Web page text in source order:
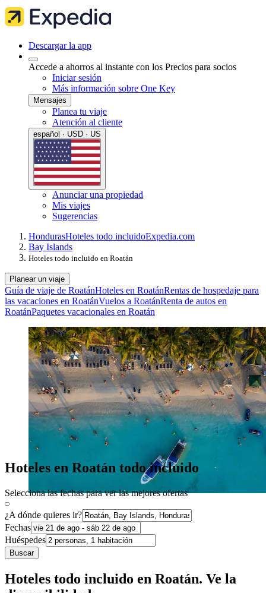
Descargar la app
Accede a ahorros al instante con los Precios para socios
Iniciar sesión
Más información sobre One Key
Mensajes
Planea tu viaje
Atención al cliente
español · USD · US
Anunciar una propiedad
Mis viajes
Sugerencias
HondurasHoteles todo incluidoExpedia.com
Bay Islands
Hoteles todo incluido en Roatán
Planear un viaje
Guía de viaje de RoatánHoteles en RoatánRentas de hospedaje para
las vacaciones en RoatánVuelos a RoatánRenta de autos en
RoatánPaquetes vacacionales en Roatán
Hoteles en Roatán todo incluido
Selecciona las fechas para ver las mejores ofertas
¿A dónde quieres ir?
Fechas
Huéspedes
Buscar
Hoteles todo incluido en Roatán. Ve la